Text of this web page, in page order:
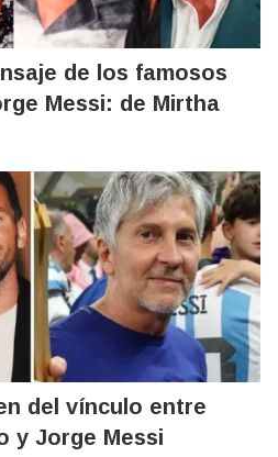
de los famosos
Messi: de Mirtha
del vínculo entre
y Jorge Messi